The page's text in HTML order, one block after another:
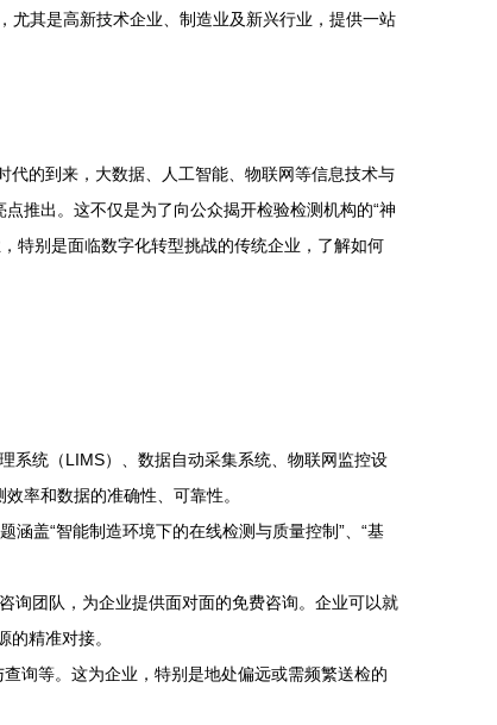
尤其是高新技术企业、制造业及新兴行业，提供一站
的到来，大数据、人工智能、物联网等信息技术与
推出。这不仅是为了向公众揭开检验检测机构的“神
特别是面临数字化转型挑战的传统企业，了解如何
系统（LIMS）、数据自动采集系统、物联网监控设
率和数据的准确性、可靠性。
盖“智能制造环境下的在线检测与质量控制”、“基
询团队，为企业提供面对面的免费咨询。企业可以就
精准对接。
询等。这为企业，特别是地处偏远或需频繁送检的